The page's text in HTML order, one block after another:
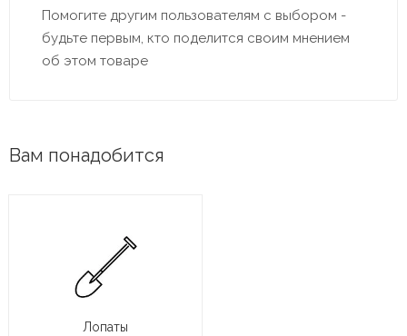
Помогите другим пользователям с выбором -
будьте первым, кто поделится своим мнением
об этом товаре
Вам понадобится
Лопаты